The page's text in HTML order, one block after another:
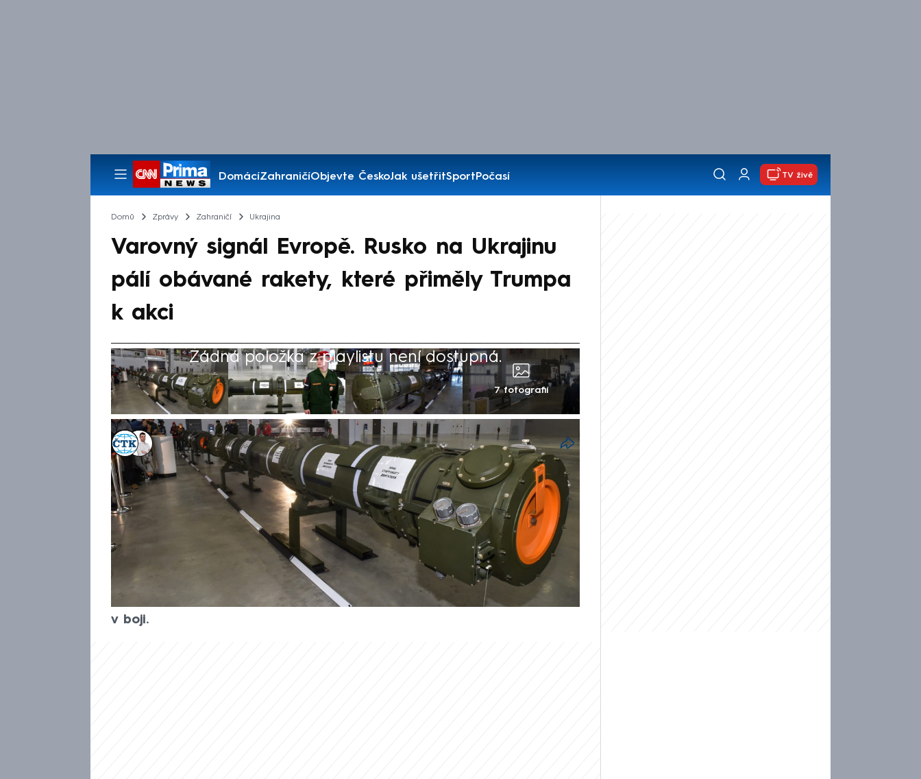
DomácíZahraničíObjevte ČeskoJak ušetřitSportPočasí
Pořady
TV živě
Domů Zprávy Zahraničí Ukrajina
Varovný signál Evropě. Rusko na Ukrajinu
pálí obávané rakety, které přiměly Trumpa
k akci
Žádná položka z playlistu není dostupná.
7 fotografií
ČTK,Lukáš Cigánek
Akt. 31. říj 2025, 14:56• 31. říj 2025, 14:19
Rusko v posledních měsících k útokům proti Ukrajině používá střelu
Novator 9M729, jejíž tajný vývoj přiměl amerického prezidenta Donalda
Trumpa, aby Spojené státy v roce 2019 oficiálně opustily americko-
sovětskou dohodu o likvidaci raket středního a krátkého doletu (INF),
která výrazně omezovala jaderné arzenály obou zemí. Řekl to
ukrajinský ministr zahraničí Andrij Sybiha, píše agentura Reuters.
Podotýká, že jde o první potvrzení toho, že Rusko nasadilo tuto střelu
v boji.